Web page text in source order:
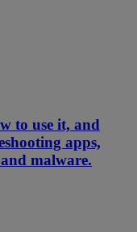
to use it, and
apps,
malware.